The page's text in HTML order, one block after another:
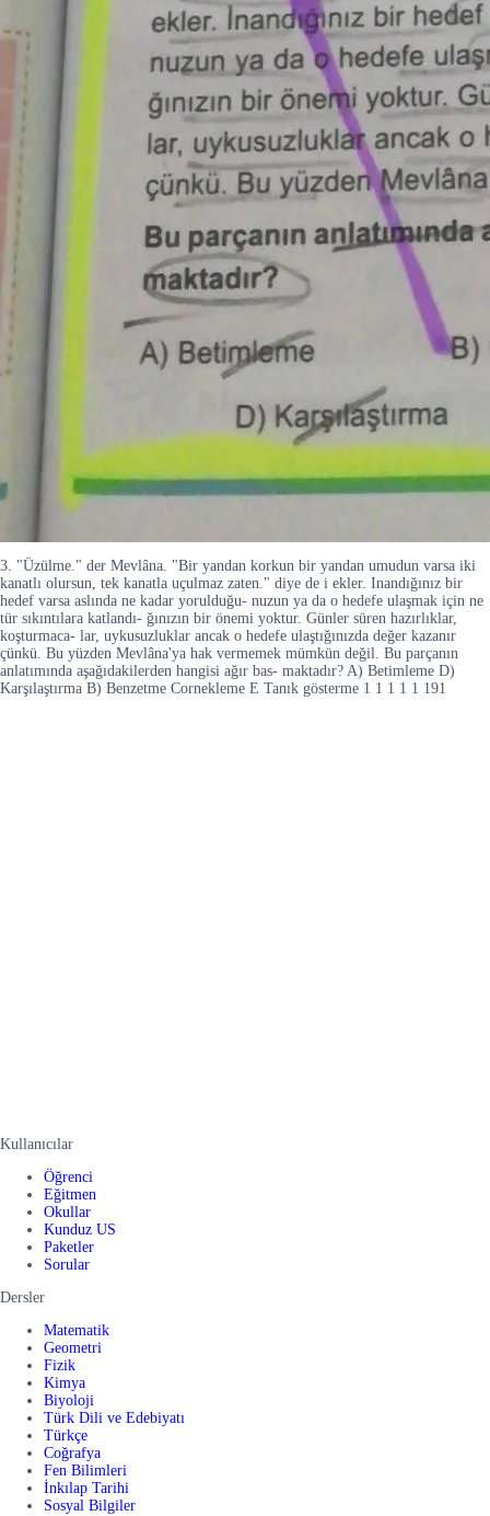
3. "Üzülme." der Mevlâna. "Bir yandan korkun bir yandan umudun varsa iki
kanatlı olursun, tek kanatla uçulmaz zaten." diye de i ekler. Inandığınız bir
hedef varsa aslında ne kadar yorulduğu- nuzun ya da o hedefe ulaşmak için ne
tür sıkıntılara katlandı- ğınızın bir önemi yoktur. Günler süren hazırlıklar,
koşturmaca- lar, uykusuzluklar ancak o hedefe ulaştığınızda değer kazanır
çünkü. Bu yüzden Mevlâna'ya hak vermemek mümkün değil. Bu parçanın
anlatımında aşağıdakilerden hangisi ağır bas- maktadır? A) Betimleme D)
Karşılaştırma B) Benzetme Cornekleme E Tanık gösterme 1 1 1 1 1 191
Kullanıcılar
Öğrenci
Eğitmen
Okullar
Kunduz US
Paketler
Sorular
Dersler
Matematik
Geometri
Fizik
Kimya
Biyoloji
Türk Dili ve Edebiyatı
Türkçe
Coğrafya
Fen Bilimleri
İnkılap Tarihi
Sosyal Bilgiler